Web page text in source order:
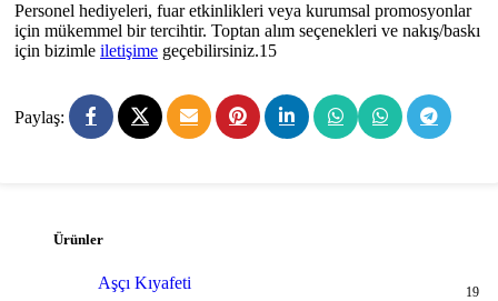
Personel hediyeleri, fuar etkinlikleri veya kurumsal promosyonlar
için mükemmel bir tercihtir. Toptan alım seçenekleri ve nakış/baskı
için bizimle iletişime geçebilirsiniz.15
Paylaş:
Ürünler
Aşçı Kıyafeti 19